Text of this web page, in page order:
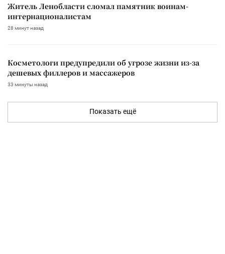
Житель Ленобласти сломал памятник воинам-
интернационалистам
28 минут назад
Косметологи предупредили об угрозе жизни из-за
дешевых филлеров и массажеров
33 минуты назад
Показать ещё